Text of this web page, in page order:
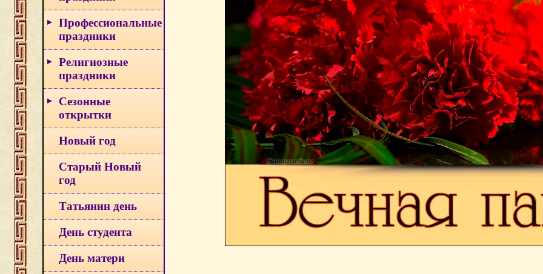
Профессиональные
праздники
Религиозные
праздники
Сезонные
открытки
Новый год
Старый Новый
год
Татьянин день
День студента
День матери